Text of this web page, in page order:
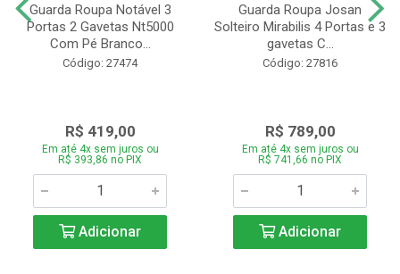
Guarda Roupa Notável 3
Portas 2 Gavetas Nt5000
Com Pé Branco...
Código: 27474
R$ 419,00
Em até 4x sem juros ou
R$ 393,86 no PIX
Adicionar
Guarda Roupa Josan
Solteiro Mirabilis 4 Portas e 3
gavetas C...
Código: 27816
R$ 789,00
Em até 4x sem juros ou
R$ 741,66 no PIX
Adicionar